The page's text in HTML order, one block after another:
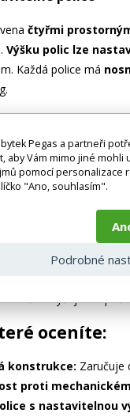
čtyřmi
Výšku polic lze
Každá police má
s elektronickým
dokumentů a dat je
vysokou úroveň
rychlé a
a snadná
design skříně
Pro zajištění
a zvyšuje
oceníte:
konstrukce: Zaručuje
proti
s nastavitelnou
Pegas a partneři
aby Vám mimo jiné mohli
pomocí personalizace
"Ano, souhlasím".
Podrobné